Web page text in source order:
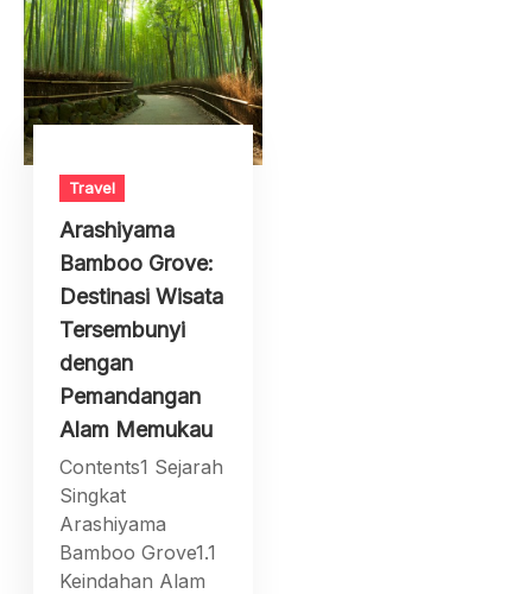
Travel
Arashiyama
Bamboo Grove:
Destinasi Wisata
Tersembunyi
dengan
Pemandangan
Alam Memukau
Contents1 Sejarah
Singkat
Arashiyama
Bamboo Grove1.1
Keindahan Alam